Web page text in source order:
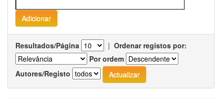
Resultados/Página | Ordenar registos por:
Por ordem
Autores/Registo